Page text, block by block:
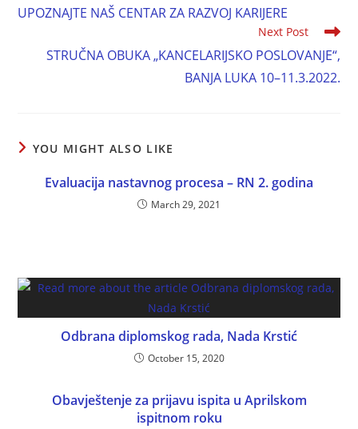
UPOZNAJTE NAŠ CENTAR ZA RAZVOJ KARIJERE
Next Post
STRUČNA OBUKA „KANCELARIJSKO POSLOVANJE“,
BANJA LUKA 10–11.3.2022.
YOU MIGHT ALSO LIKE
Evaluacija nastavnog procesa – RN 2. godina
March 29, 2021
Odbrana diplomskog rada, Nada Krstić
October 15, 2020
Obavještenje za prijavu ispita u Aprilskom
ispitnom roku